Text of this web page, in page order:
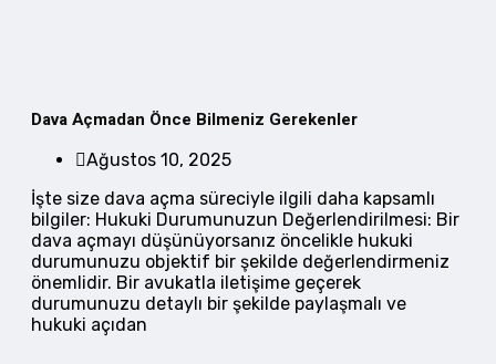
Dava Açmadan Önce Bilmeniz Gerekenler
Ağustos 10, 2025
İşte size dava açma süreciyle ilgili daha kapsamlı
bilgiler: Hukuki Durumunuzun Değerlendirilmesi: Bir
dava açmayı düşünüyorsanız öncelikle hukuki
durumunuzu objektif bir şekilde değerlendirmeniz
önemlidir. Bir avukatla iletişime geçerek
durumunuzu detaylı bir şekilde paylaşmalı ve
hukuki açıdan